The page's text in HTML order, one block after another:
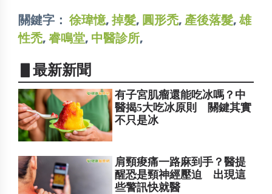
關鍵字： 徐瑋憶, 掉髮, 圓形禿, 產後落髮,雄
性禿, 睿鳴堂, 中醫診所,
▋最新新聞
有子宮肌瘤還能吃冰嗎？中
醫揭5大吃冰原則 關鍵其實
不只是冰
肩頸痠痛一路麻到手？醫提
醒恐是頸神經壓迫 出現這
些警訊快就醫